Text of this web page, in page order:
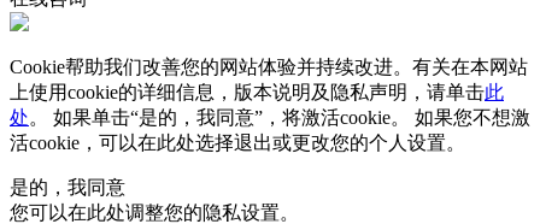
Cookie帮助我们改善您的网站体验并持续改进。有关在本网站
上使用cookie的详细信息，版本说明及隐私声明，请单击此
处。 如果单击“是的，我同意”，将激活cookie。 如果您不想激
活cookie，可以在此处选择退出或更改您的个人设置。
是的，我同意
您可以在此处调整您的隐私设置。